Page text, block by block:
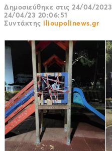
Δημοσιεύθηκε στις 24/04/2023
24/04/23 20:06:51
Συντάκτης ilioupolinews.gr